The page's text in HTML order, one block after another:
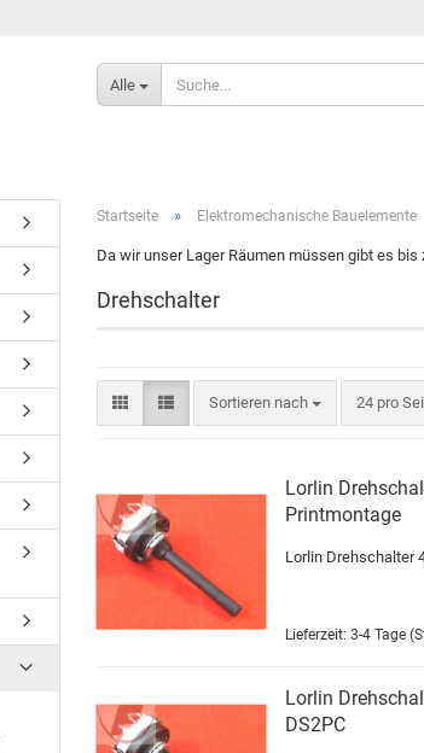
Alle
Startseite » Elektromechanische Bauelemente
Da wir unser Lager Räumen müssen gibt es
Drehschalter
Sortieren nach 24 pro
Lorlin
Printmontage
Lorlin Drehschalter
Lieferzeit: 3-4 Tage
Lorlin
DS2PC